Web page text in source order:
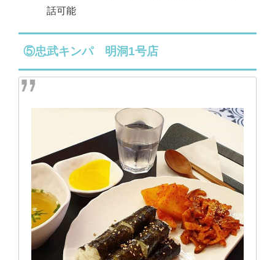
話可能
⑤忠武キンパ 明洞1号店